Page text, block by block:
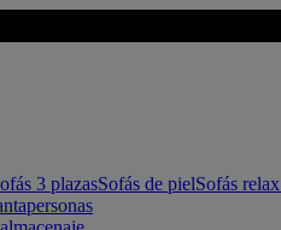
3 plazasSofás de pielSofás relax